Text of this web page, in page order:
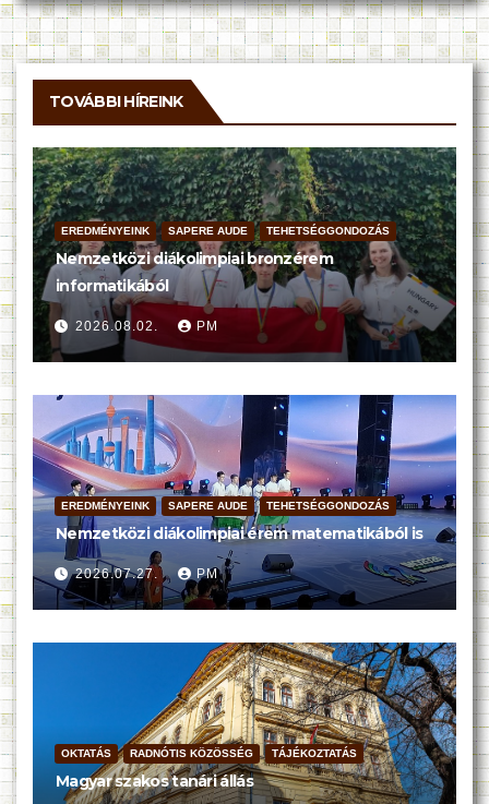
TOVÁBBI HÍREINK
EREDMÉNYEINK SAPERE AUDE TEHETSÉGGONDOZÁS
Nemzetközi diákolimpiai bronzérem
informatikából
2026.08.02. PM
EREDMÉNYEINK SAPERE AUDE TEHETSÉGGONDOZÁS
Nemzetközi diákolimpiai érem matematikából is
2026.07.27. PM
OKTATÁS RADNÓTIS KÖZÖSSÉG TÁJÉKOZTATÁS
Magyar szakos tanári állás